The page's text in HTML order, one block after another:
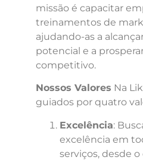
missão é capacitar
treinamentos de
ajudando-as a
potencial e a
competitivo.
Nossos Valores Na
guiados por quatro
Excelência:
excelência em
serviços, desde